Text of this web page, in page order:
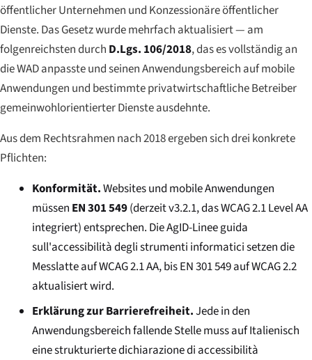
öffentlicher Unternehmen und Konzessionäre öffentlicher
Dienste. Das Gesetz wurde mehrfach aktualisiert — am
folgenreichsten durch D.Lgs. 106/2018, das es vollständig an
die WAD anpasste und seinen Anwendungsbereich auf mobile
Anwendungen und bestimmte privatwirtschaftliche Betreiber
gemeinwohlorientierter Dienste ausdehnte.
Aus dem Rechtsrahmen nach 2018 ergeben sich drei konkrete
Pflichten:
Konformität.Websites und mobile Anwendungen
müssen EN 301 549(derzeit v3.2.1, das WCAG 2.1 Level AA
integriert) entsprechen. Die AgID-Linee guida
sull'accessibilità degli strumenti informaticisetzen die
Messlatte auf WCAG 2.1 AA, bis EN 301 549 auf WCAG 2.2
aktualisiert wird.
Erklärung zur Barrierefreiheit.Jede in den
Anwendungsbereich fallende Stelle muss auf Italienisch
eine strukturiertedichiarazione di accessibilità